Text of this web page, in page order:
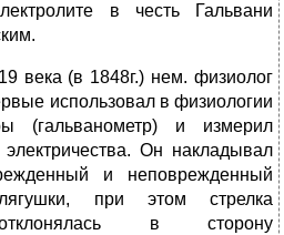
в честь Гальвани
века (в 1848г.) нем. физиолог
использовал в физиологии
(гальванометр) и измерил
электричества. Он накладывал
и неповрежденный
при этом стрелка
в сторону